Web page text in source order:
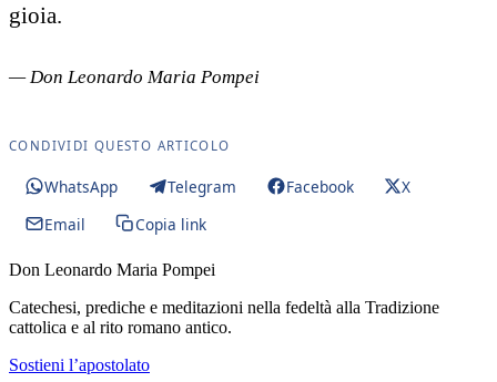
gioia.
— Don Leonardo Maria Pompei
CONDIVIDI QUESTO ARTICOLO
WhatsApp Telegram Facebook
X
Email
Copia link
Don Leonardo Maria Pompei
Catechesi, prediche e meditazioni nella fedeltà alla Tradizione
cattolica e al rito romano antico.
Sostieni l’apostolato